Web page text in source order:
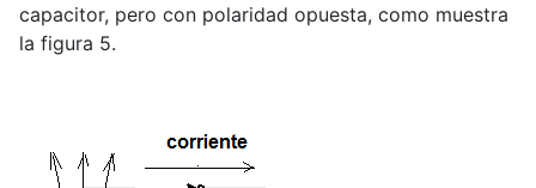
capacitor, pero con polaridad opuesta, como muestra
la figura 5.